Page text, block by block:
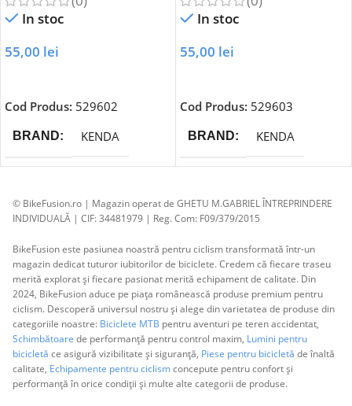
In stoc
55,00 lei
Cod Produs: 529602
BRAND KENDA
In stoc
55,00 lei
Cod Produs: 529603
BRAND KENDA
© BikeFusion.ro | Magazin operat de GHETU M.GABRIEL ÎNTREPRINDERE
INDIVIDUALĂ | CIF: 34481979 | Reg. Com: F09/379/2015
BikeFusion este pasiunea noastră pentru ciclism transformată într-un
magazin dedicat tuturor iubitorilor de biciclete. Credem că fiecare traseu
merită explorat și fiecare pasionat merită echipament de calitate. Din
2024, BikeFusion aduce pe piața românească produse premium pentru
ciclism. Descoperă universul nostru și alege din varietatea de produse din
categoriile noastre: Biciclete MTB pentru aventuri pe teren accidentat,
Schimbătoare de performanță pentru control maxim, Lumini pentru
bicicletă ce asigură vizibilitate și siguranță, Piese pentru bicicletă de înaltă
calitate, Echipamente pentru ciclismconcepute pentru confort și
performanță în orice condiții și multe alte categorii de produse.